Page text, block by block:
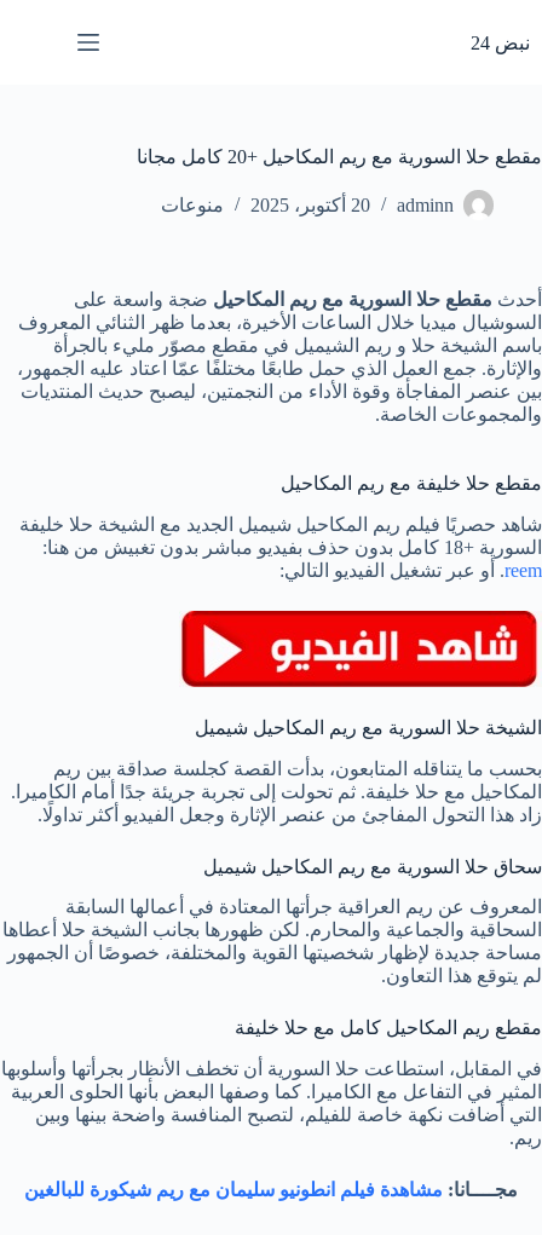
المحتوى
نبض 24
مقطع حلا السورية مع ريم المكاحيل +20 كامل مجانا
adminn 20 أكتوبر، 2025 منوعات
أحدث مقطع حلا السورية مع ريم المكاحيل ضجة واسعة على
السوشيال ميديا خلال الساعات الأخيرة، بعدما ظهر الثنائي المعروف
باسم الشيخة حلا و ريم الشيميل في مقطع مصوّر مليء بالجرأة
والإثارة. جمع العمل الذي حمل طابعًا مختلفًا عمّا اعتاد عليه الجمهور،
بين عنصر المفاجأة وقوة الأداء من النجمتين، ليصبح حديث المنتديات
والمجموعات الخاصة.
مقطع حلا خليفة مع ريم المكاحيل
شاهد حصريًا فيلم ريم المكاحيل شيميل الجديد مع الشيخة حلا خليفة
السورية +18 كامل بدون حذف بفيديو مباشر بدون تغبيش من هنا:
reem. أو عبر تشغيل الفيديو التالي:
الشيخة حلا السورية مع ريم المكاحيل شيميل
بحسب ما يتناقله المتابعون، بدأت القصة كجلسة صداقة بين ريم
المكاحيل مع حلا خليفة. ثم تحولت إلى تجربة جريئة جدًا أمام الكاميرا.
زاد هذا التحول المفاجئ من عنصر الإثارة وجعل الفيديو أكثر تداولًا.
سحاق حلا السورية مع ريم المكاحيل شيميل
المعروف عن ريم العراقية جرأتها المعتادة في أعمالها السابقة
السحاقية والجماعية والمحارم. لكن ظهورها بجانب الشيخة حلا أعطاها
مساحة جديدة لإظهار شخصيتها القوية والمختلفة، خصوصًا أن الجمهور
لم يتوقع هذا التعاون.
مقطع ريم المكاحيل كامل مع حلا خليفة
في المقابل، استطاعت حلا السورية أن تخطف الأنظار بجرأتها وأسلوبها
المثير في التفاعل مع الكاميرا. كما وصفها البعض بأنها الحلوى العربية
التي أضافت نكهة خاصة للفيلم، لتصبح المنافسة واضحة بينها وبين
ريم.
مجــــانا: مشاهدة فيلم انطونيو سليمان مع ريم شيكورة للبالغين